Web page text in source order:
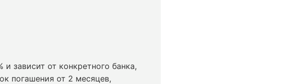
и зависит от конкретного банка,
погашения от 2 месяцев,